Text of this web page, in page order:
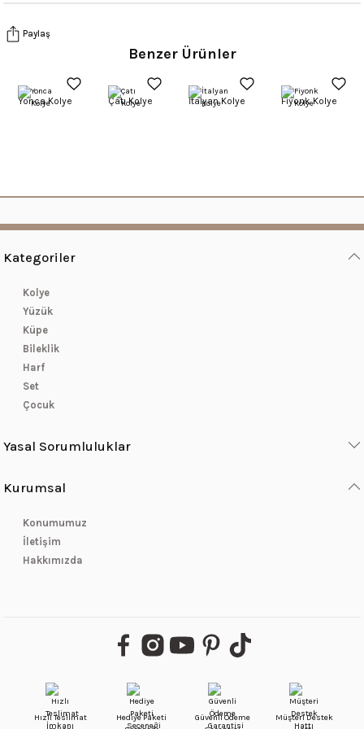
Paylaş
Benzer Ürünler
Yonca Kolye Çatı Kolye İtalyan Kolye Fiyonk Kolye
Kategoriler
Kolye
Yüzük
Küpe
Bileklik
Harf
Set
Çocuk
Yasal Sorumluluklar
Kurumsal
Konumumuz
İletişim
Hakkımızda
Hızlı Teslimat
Hediye Paketi
Güvenli Ödeme
Müşteri Destek